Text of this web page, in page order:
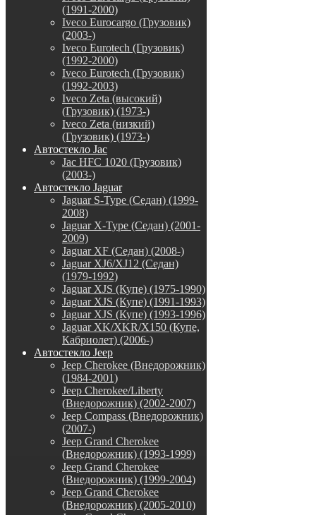
(1991-2000)
Iveco Eurocargo (Грузовик)
(2003-)
Iveco Eurotech (Грузовик)
(1992-2000)
Iveco Eurotech (Грузовик)
(1992-2003)
Iveco Zeta (высокий)
(Грузовик) (1973-)
Iveco Zeta (низкий)
(Грузовик) (1973-)
Автостекло Jac
Jac HFC 1020 (Грузовик)
(2003-)
Автостекло Jaguar
Jaguar S-Type (Седан) (1999-
2008)
Jaguar X-Type (Седан) (2001-
2009)
Jaguar XF (Седан) (2008-)
Jaguar XJ6/XJ12 (Седан)
(1979-1992)
Jaguar XJS (Купе) (1975-1990)
Jaguar XJS (Купе) (1991-1993)
Jaguar XJS (Купе) (1993-1996)
Jaguar XK/XKR/X150 (Купе,
Кабриолет) (2006-)
Автостекло Jeep
Jeep Cherokee (Внедорожник)
(1984-2001)
Jeep Cherokee/Liberty
(Внедорожник) (2002-2007)
Jeep Compass (Внедорожник)
(2007-)
Jeep Grand Cherokee
(Внедорожник) (1993-1999)
Jeep Grand Cherokee
(Внедорожник) (1999-2004)
Jeep Grand Cherokee
(Внедорожник) (2005-2010)